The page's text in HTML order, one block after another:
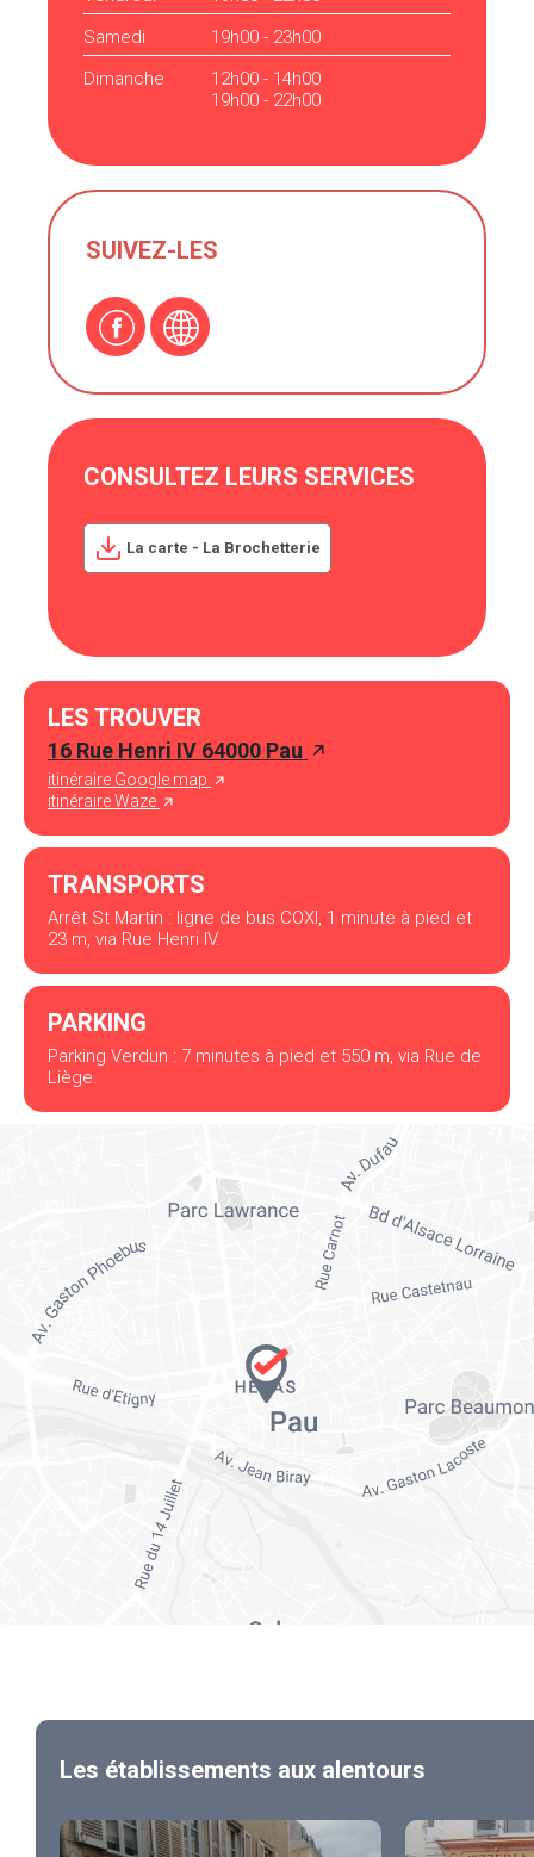
Samedi
19h00 - 23h00
Dimanche
12h00 - 14h00
19h00 - 22h00
SUIVEZ-LES
CONSULTEZ LEURS SERVICES
La carte - La Brochetterie
LES TROUVER
16 Rue Henri IV 64000 Pau
itinéraire Google map
itinéraire Waze
TRANSPORTS
Arrêt St Martin : ligne de bus COXI, 1 minute à pied et
23 m, via Rue Henri IV.
PARKING
Parking Verdun : 7 minutes à pied et 550 m, via Rue de
Liège.
Les établissements aux alentours